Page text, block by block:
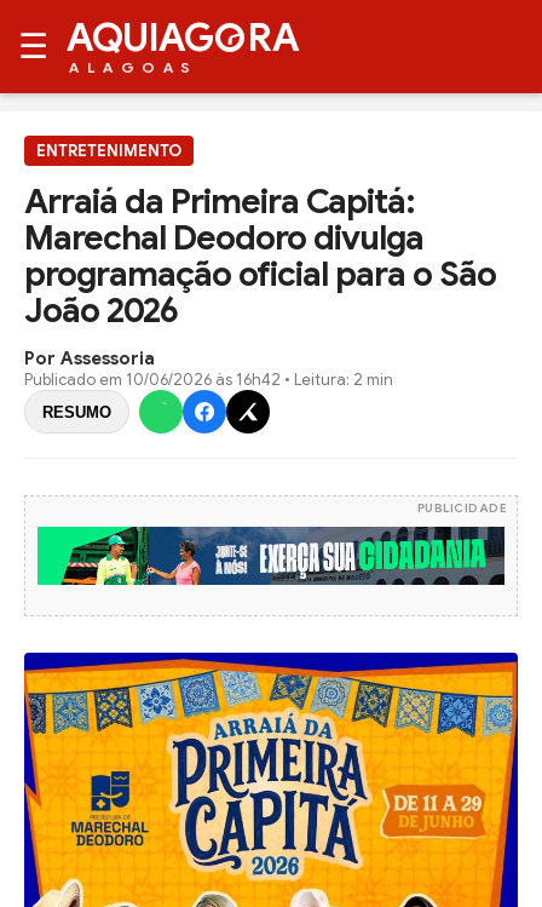
☰ AQUIAG RA
ALAGOAS
ENTRETENIMENTO
Arraiá da Primeira Capitá:
Marechal Deodoro divulga
programação oficial para o São
João 2026
Por Assessoria
Publicado em 10/06/2026 às 16h42 • Leitura: 2 min
RESUMO
PUBLICIDADE